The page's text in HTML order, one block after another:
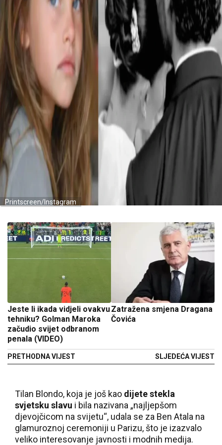
Printscreen/Instagram
Jeste li ikada vidjeli ovakvu
tehniku? Golman Maroka
začudio svijet odbranom
penala (VIDEO)
PRETHODNA VIJEST
Zatražena smjena Dragana
Čovića
SLJEDEĆA VIJEST
Tilan Blondo, koja je još kao dijete stekla
svjetsku slavu i bila nazivana „najljepšom
djevojčicom na svijetu“, udala se za Ben Atala na
glamuroznoj ceremoniji u Parizu, što je izazvalo
veliko interesovanje javnosti i modnih medija.